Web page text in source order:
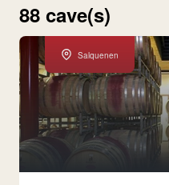
88 cave(s)
Salquenen